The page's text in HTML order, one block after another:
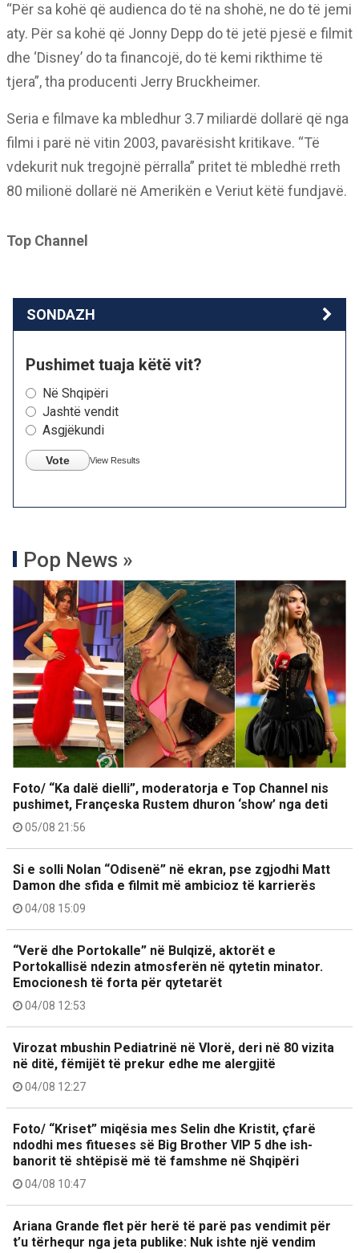
“Për sa kohë që audienca do të na shohë, ne do të jemi
aty. Për sa kohë që Jonny Depp do të jetë pjesë e filmit
dhe ‘Disney’ do ta financojë, do të kemi rikthime të
tjera”, tha producenti Jerry Bruckheimer.
Seria e filmave ka mbledhur 3.7 miliardë dollarë që nga
filmi i parë në vitin 2003, pavarësisht kritikave. “Të
vdekurit nuk tregojnë përralla” pritet të mbledhë rreth
80 milionë dollarë në Amerikën e Veriut këtë fundjavë.
Top Channel
SONDAZH
Pushimet tuaja këtë vit?
Në Shqipëri
Jashtë vendit
Asgjëkundi
Vote View Results
Pop News »
Foto/ “Ka dalë dielli”, moderatorja e Top Channel nis
pushimet, Françeska Rustem dhuron ‘show’ nga deti
05/08 21:56
Si e solli Nolan “Odisenë” në ekran, pse zgjodhi Matt
Damon dhe sfida e filmit më ambicioz të karrierës
04/08 15:09
“Verë dhe Portokalle” në Bulqizë, aktorët e
Portokallisë ndezin atmosferën në qytetin minator.
Emocionesh të forta për qytetarët
04/08 12:53
Virozat mbushin Pediatrinë në Vlorë, deri në 80 vizita
në ditë, fëmijët të prekur edhe me alergjitë
04/08 12:27
Foto/ “Kriset” miqësia mes Selin dhe Kristit, çfarë
ndodhi mes fitueses së Big Brother VIP 5 dhe ish-
banorit të shtëpisë më të famshme në Shqipëri
04/08 10:47
Ariana Grande flet për herë të parë pas vendimit për
t’u tërhequr nga jeta publike: Nuk ishte një vendim